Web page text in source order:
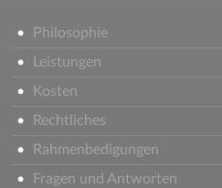
Philosophie
Leistungen
Kosten
Rechtliches
Rahmenbedigungen
Fragen und Antworten